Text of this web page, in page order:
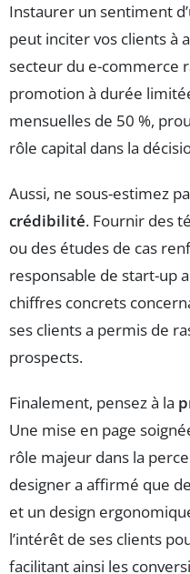
Instaurer un sentiment
peut inciter vos clients à
secteur du e-commerce
promotion à durée
mensuelles de 50 %,
rôle capital dans la
Aussi, ne sous-estimez
crédibilité. Fournir des
ou des études de cas
responsable de start-up
chiffres concrets
ses clients a permis de
prospects.
Finalement, pensez à la
Une mise en page
rôle majeur dans la
designer a affirmé que
et un design
l’intérêt de ses clients
facilitant ainsi les